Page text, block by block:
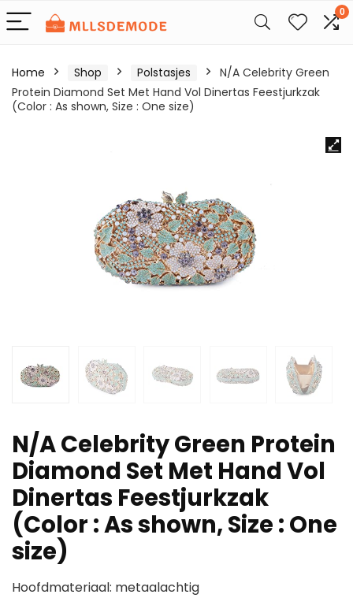
0
Home Shop Polstasjes
N/A Celebrity Green
Protein Diamond Set Met Hand Vol Dinertas Feestjurkzak
(Color : As shown, Size : One size)
N/A Celebrity Green Protein
Diamond Set Met Hand Vol
Dinertas Feestjurkzak
(Color : As shown, Size : One
size)
Hoofdmateriaal: metaalachtig